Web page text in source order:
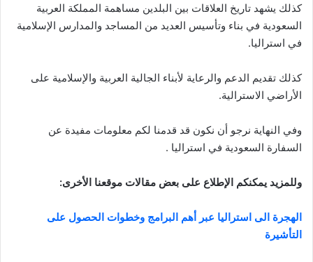
كذلك يشهد تاريخ العلاقات بين البلدين مساهمة المملكة العربية
السعودية في بناء وتأسيس العديد من المساجد والمدارس الإسلامية
في استراليا.
كذلك تقديم الدعم والرعاية لأبناء الجالية العربية والإسلامية على
الأراضي الاسترالية.
وفي النهاية نرجو أن نكون قد قدمنا لكم معلومات مفيدة عن
السفارة السعودية في استراليا .
وللمزيد يمكنكم الإطلاع على بعض مقالات موقعنا الأخرى:
الهجرة الى استراليا عبر أهم البرامج وخطوات الحصول على
التأشيرة